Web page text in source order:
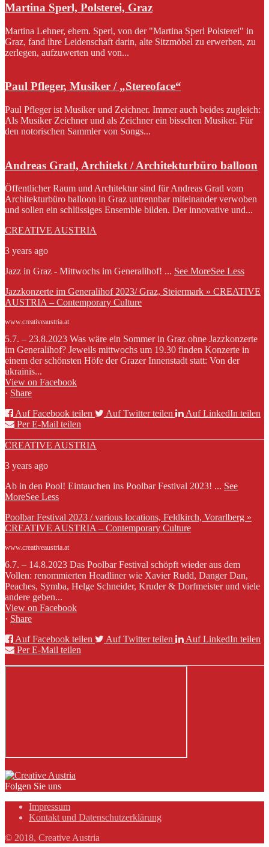
Martina Sperl, Polsterei, Graz
Martina Lehner, ehem. Sperl, von der "Martina Sperl Polsterei" in
Graz, fand ihre Leidenschaft darin, alte Sitzmöbel zu erwerben, zu
zerlegen, aufzuwerten und von...
Paul Pfleger, Musiker / „Stereoface“
Paul Pfleger ist Musiker und Zeichner. Immer auch beides zugleich:
Als Musiker Zeichner und als Zeichner ein bisschen Musiker. Für
den notorischen Sammler von Songs...
Andreas Gratl, Architekt / Architekturbüro balloon
Öffentlicher Raum und Architektur sind für Andreas Gratl vom
Architekturbüro balloon in Graz untrennbar miteinander verwoben
und sollen ein schlüssiges Ensemble bilden. Der innovative und...
CREATIVE AUSTRIA
3 years ago
Jazz in Graz - Mittwochs im Generalihof! ... See MoreSee Less
Jazzkonzerte im Generalihof 2023/ Graz, Steiermark » CREATIVE
AUSTRIA – Contemporary Culture
www.creativeaustria.at
5.7. – 23.8.2023 Was wäre ein Sommer in Graz ohne Jazzkonzerte
im Generalihof? Jeweils mittwochs um 19.30 finden Konzerte in
einem der schönsten Höfe der Grazer Innenstadt statt: Von der
ukrainis...
View on Facebook
· Share
Auf Facebook teilen
Auf Twitter teilen
Auf LinkedIn teilen
Per E-Mail teilen
CREATIVE AUSTRIA
3 years ago
Ab in den Pool! Eintauchen ins Poolbar Festival 2023! ... See
MoreSee Less
Poolbar Festival 2023 / various locations, Feldkirch, Vorarlberg »
CREATIVE AUSTRIA – Contemporary Culture
www.creativeaustria.at
6.7. – 14.8.2023 Das Poolbar Festival schöpft wieder aus dem
Vollen: renommierten Headliner wie Xavier Rudd, Danger Dan,
Peaches, Symba, Helge Schneider, Kruder & Dorfmeister und viele
andere geben...
View on Facebook
· Share
Auf Facebook teilen
Auf Twitter teilen
Auf LinkedIn teilen
Per E-Mail teilen
Folgen Sie uns
Impressum
Kontakt und Datenschutzerklärung
© 2018, Creative Austria